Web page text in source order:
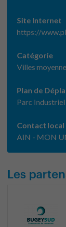
Site Internet
https://
Catégorie
Villes
Plan de
Parc Industriel
Contact local
AIN - MON
Les